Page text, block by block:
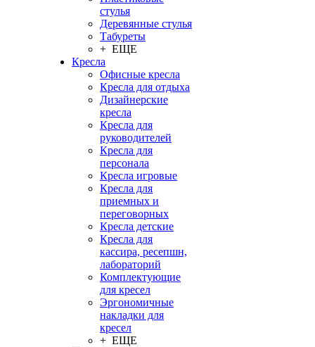
стулья
Деревянные стулья
Табуреты
+ ЕЩЕ
Кресла
Офисные кресла
Кресла для отдыха
Дизайнерские
кресла
Кресла для
руководителей
Кресла для
персонала
Кресла игровые
Кресла для
приемных и
переговорных
Кресла детские
Кресла для
кассира, ресепшн,
лабораторий
Комплектующие
для кресел
Эргономичные
накладки для
кресел
+ ЕЩЕ